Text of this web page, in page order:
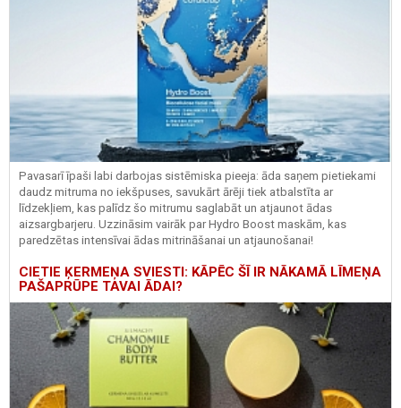
Pavasarī īpaši labi darbojas sistēmiska pieeja: āda saņem pietiekami
daudz mitruma no iekšpuses, savukārt ārēji tiek atbalstīta ar
līdzekļiem, kas palīdz šo mitrumu saglabāt un atjaunot ādas
aizsargbarjeru. Uzzināsim vairāk parHydro Boost maskām, kas
paredzētas intensīvai ādas mitrināšanai un atjaunošanai!
CIETIE ĶERMEŅA SVIESTI: KĀPĒC ŠĪ IR NĀKAMĀ LĪMEŅA
PAŠAPRŪPE TAVAI ĀDAI?